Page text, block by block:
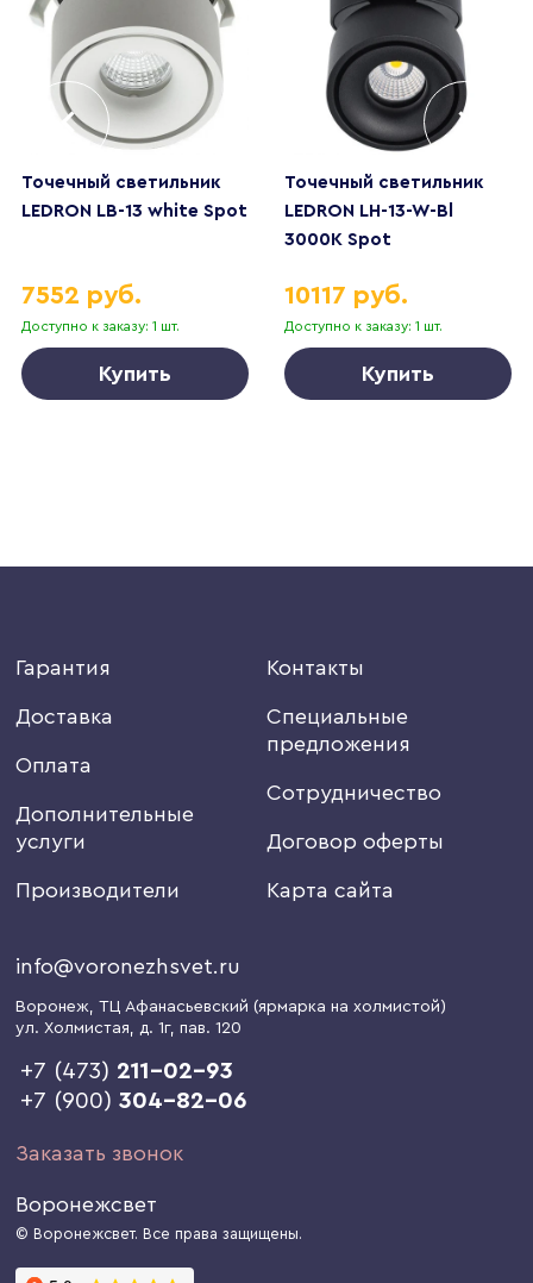
Точечный светильник
LEDRON LB-13 white Spot
Доступно к заказу: 1 шт.
7552 руб.
Купить
Точечный светильник
LEDRON LH-13-W-Bl
3000K Spot
Доступно к заказу: 1 шт.
10117 руб.
Купить
Гарантия
Доставка
Оплата
Дополнительные
услуги
Производители
Контакты
Специальные
предложения
Сотрудничество
Договор оферты
Карта сайта
info@voronezhsvet.ru
Воронеж, ТЦ Афанасьевский (ярмарка на холмистой)
ул. Холмистая, д. 1г, пав. 120
+7 (473) 211-02-93
+7 (900)304-82-06
Заказать звонок
Воронежсвет
© Воронежсвет. Все права защищены.